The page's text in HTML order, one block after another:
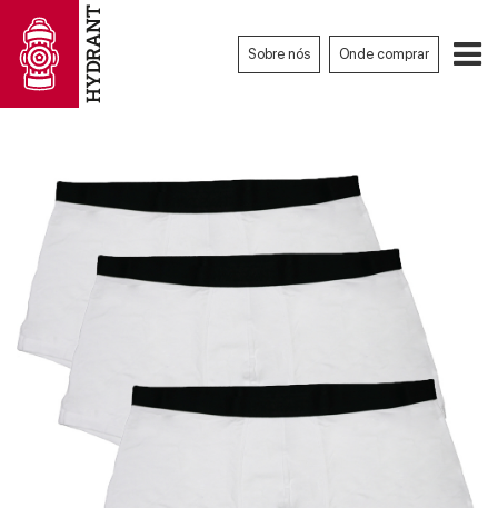
Sobre nós Onde comprar